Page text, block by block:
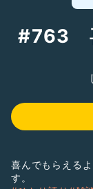
#763
喜んでもらえる
す。